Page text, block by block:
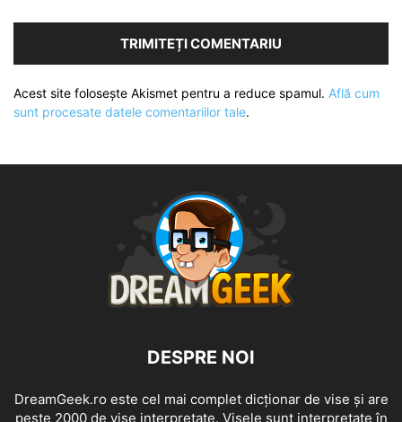
Acest site folosește Akismet pentru a reduce spamul. Află cum
sunt procesate datele comentariilor tale.
DESPRE NOI
DreamGeek.ro este cel mai complet dicționar de vise și are
peste 2000 de vise interpretate. Visele sunt interpretate în